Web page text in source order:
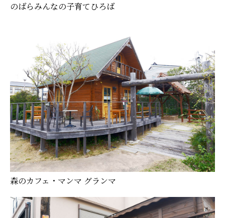
のばらみんなの子育てひろば
森のカフェ・マンマ グランマ